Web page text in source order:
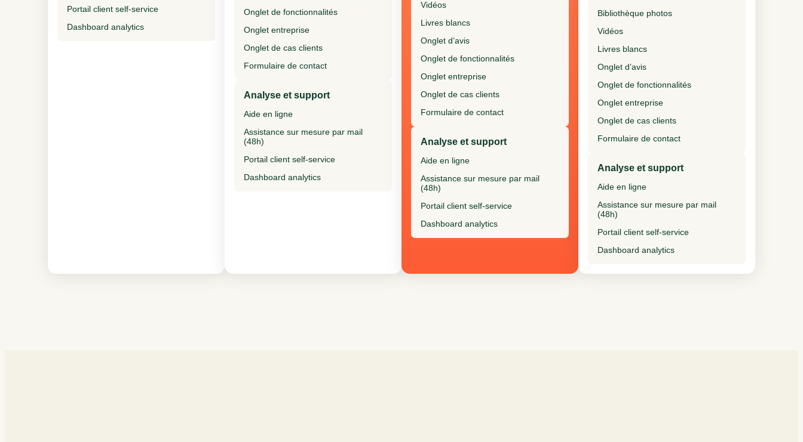
Portail client self-service
Dashboard analytics
Onglet de fonctionnalités
Onglet entreprise
Onglet de cas clients
Formulaire de contact
Analyse et support
Aide en ligne
Assistance sur mesure par mail
(48h)
Portail client self-service
Dashboard analytics
Vidéos
Livres blancs
Onglet d’avis
Onglet de fonctionnalités
Onglet entreprise
Onglet de cas clients
Formulaire de contact
Analyse et support
Aide en ligne
Assistance sur mesure par mail
(48h)
Portail client self-service
Dashboard analytics
Bibliothèque photos
Vidéos
Livres blancs
Onglet d’avis
Onglet de fonctionnalités
Onglet entreprise
Onglet de cas clients
Formulaire de contact
Analyse et support
Aide en ligne
Assistance sur mesure par mail
(48h)
Portail client self-service
Dashboard analytics